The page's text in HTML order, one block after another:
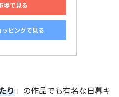
場で見る
ピングで見る
り」の作品でも有名な日暮キ